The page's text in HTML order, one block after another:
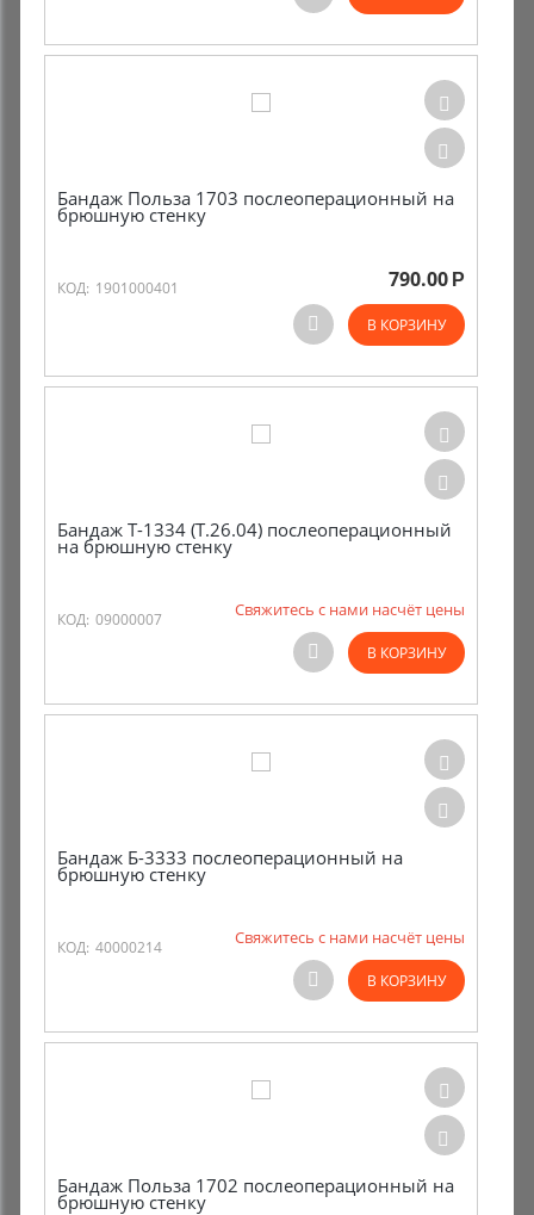
Комиссионные товары
Прокат средств реабилитации
Бандаж Польза 1703 послеоперационный на
брюшную стенку
КОД: 1901000401 790.00 Р
В КОРЗИНУ
Бандаж Т-1334 (Т.26.04) послеоперационный
на брюшную стенку
КОД: 09000007 Свяжитесь с нами насчёт цены
В КОРЗИНУ
Бандаж Б-3333 послеоперационный на
брюшную стенку
КОД: 40000214 Свяжитесь с нами насчёт цены
В КОРЗИНУ
Бандаж Польза 1702 послеоперационный на
брюшную стенку